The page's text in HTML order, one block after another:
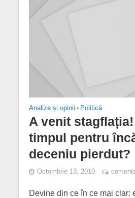
Analize și opinii • Politică
A venit
timpul pentru
deceniu pierdut?
Octombrie 13, 2010
Devine din ce în ce mai clar: